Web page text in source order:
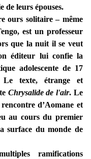
de leurs épouses.
ours solitaire – même
est un professeur
que la nuit il se veut
éditeur lui confie la
adolescente de 17
Le texte, étrange et
Chrysalide de l'air. Le
d’Aomane et
au cours du premier
surface du monde de
ramifications